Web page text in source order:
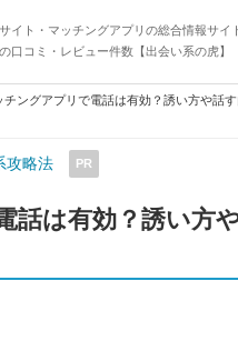
イト・マッチングアプリの総合情報サイ
口コミ・レビュー件数【出会い系の虎】
チングアプリで電話は有効？誘い方や話
攻略法 PR
話は有効？誘い方